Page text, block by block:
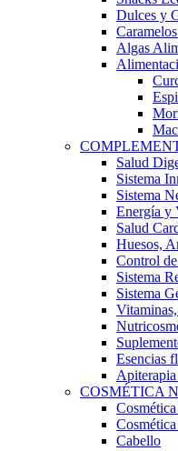
Dulces y
Algas
Salud
Sistema
Sistema
Energía y
Salud
Huesos,
Control
Sistema
Sistema
Esencias
COSMÉTICA
Cabello